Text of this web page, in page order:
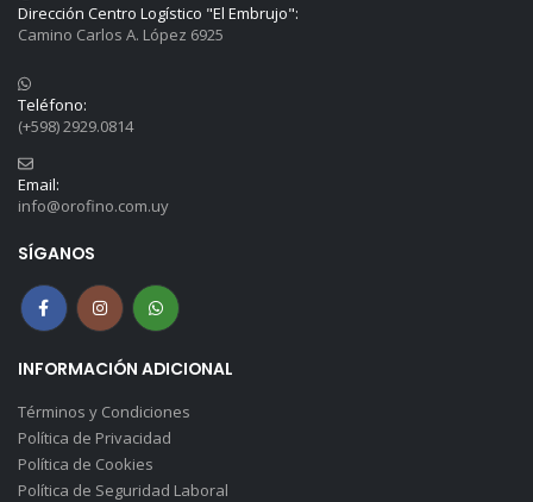
Dirección Centro Logístico "El Embrujo":
Camino Carlos A. López 6925
Teléfono:
(+598) 2929.0814
Email:
info@orofino.com.uy
SÍGANOS
INFORMACIÓN ADICIONAL
Términos y Condiciones
Política de Privacidad
Política de Cookies
Política de Seguridad Laboral